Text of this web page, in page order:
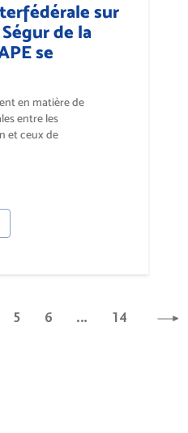
sur
de la
se
en matière de
entre les
et ceux de
5 6 … 14